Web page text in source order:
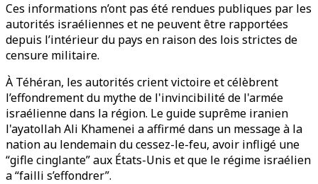
Ces informations n’ont pas été rendues publiques par les
autorités israéliennes et ne peuvent être rapportées
depuis l’intérieur du pays en raison des lois strictes de
censure militaire.
À Téhéran, les autorités crient victoire et célèbrent
l’effondrement du mythe de l'invincibilité de l'armée
israélienne dans la région. Le guide suprême iranien
l'ayatollah Ali Khamenei a affirmé dans un message à la
nation au lendemain du cessez-le-feu, avoir infligé une
“gifle cinglante” aux États-Unis et que le régime israélien
a “failli s’effondrer”.